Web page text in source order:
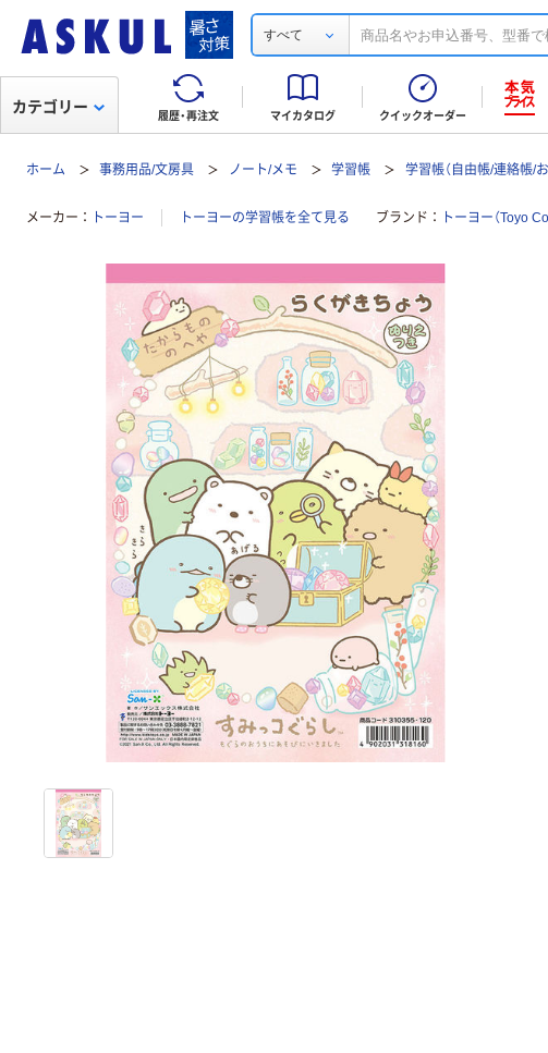
すべて
履歴・再注文 マイカタログ クイックオーダー
カテゴリー
ホーム 事務用品/文房具 ノート/メモ 学習帳 学習帳（自由帳/連絡帳/
メーカー トーヨー トーヨーの学習帳を全て見る ブランド トーヨー（Toyo